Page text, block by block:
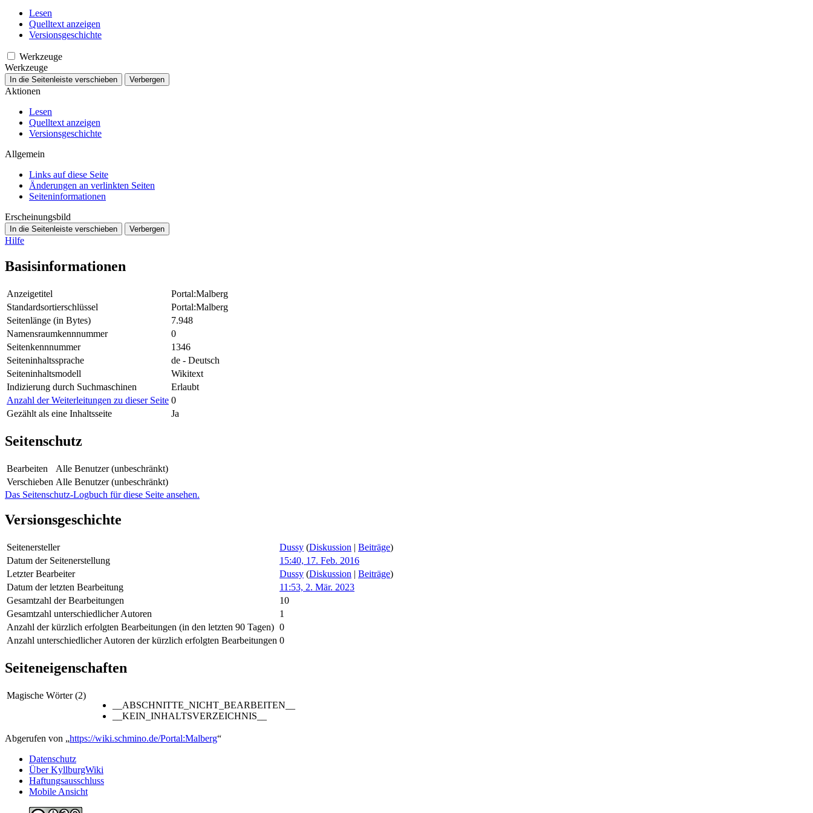
Lesen
Quelltext anzeigen
Versionsgeschichte
Werkzeuge
Werkzeuge
In die Seitenleiste verschieben Verbergen
Aktionen
Lesen
Quelltext anzeigen
Versionsgeschichte
Allgemein
Links auf diese Seite
Änderungen an verlinkten Seiten
Seiten­­informationen
Erscheinungsbild
In die Seitenleiste verschieben Verbergen
Hilfe
Basisinformationen
Anzeigetitel
Portal:Malberg
Standardsortierschlüssel
Portal:Malberg
Seitenlänge (in Bytes)
7.948
Namensraumkennnummer
0
Seitenkennnummer
1346
Seiteninhaltssprache
de - Deutsch
Seiteninhaltsmodell
Wikitext
Indizierung durch Suchmaschinen
Erlaubt
Anzahl der Weiterleitungen zu dieser Seite 0
Gezählt als eine Inhaltsseite
Ja
Seitenschutz
Bearbeiten
Alle Benutzer (unbeschränkt)
Verschieben Alle Benutzer (unbeschränkt)
Das Seitenschutz-Logbuch für diese Seite ansehen.
Versionsgeschichte
Seitenersteller Dussy (Diskussion | Beiträge)
Datum der Seitenerstellung
15:40, 17. Feb. 2016
Letzter Bearbeiter
Dussy (Diskussion | Beiträge)
Datum der letzten Bearbeitung
11:53, 2. Mär. 2023
Gesamtzahl der Bearbeitungen
10
Gesamtzahl unterschiedlicher Autoren
1
Anzahl der kürzlich erfolgten Bearbeitungen (in den letzten 90 Tagen) 0
Anzahl unterschiedlicher Autoren der kürzlich erfolgten Bearbeitungen 0
Seiteneigenschaften
Magische Wörter (2)
__ABSCHNITTE_NICHT_BEARBEITEN__
__KEIN_INHALTSVERZEICHNIS__
Abgerufen von „https://wiki.schmino.de/Portal:Malberg“
Datenschutz
Über KyllburgWiki
Haftungsausschluss
Mobile Ansicht